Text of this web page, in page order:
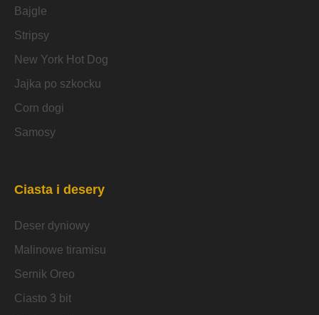
Bajgle
Stripsy
New York Hot Dog
Jajka po szkocku
Corn dogi
Samosy
Ciasta i desery
Deser dyniowy
Malinowe tiramisu
Sernik Oreo
Ciasto 3 bit